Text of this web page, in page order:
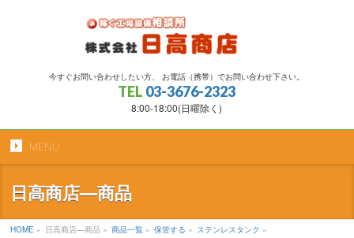
今すぐお問い合わせしたい方、 お電話（携帯）でお問い合わせ下さい。
TEL 03-3676-2323
8:00-18:00(日曜除く)
MENU
日高商店―商品
HOME » 日高商店―商品 » 商品一覧 » 保管する » ステンレスタンク »